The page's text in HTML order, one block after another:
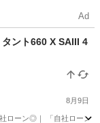
Ad
タント660 X SAIII 4
8月9日
ローン◎｜ 「自社ロー